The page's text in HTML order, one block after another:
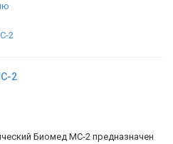
2
Биомед МС-2 предназначен